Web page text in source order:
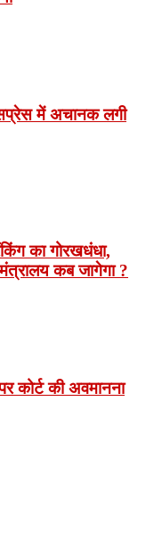
में अचानक लगी
का गोरखधंधा,
कब जागेगा ?
कोर्ट की अवमानना